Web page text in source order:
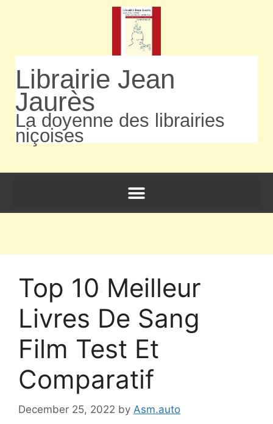
Librairie Jean
Jaurès
La doyenne des librairies
niçoises
Top 10 Meilleur
Livres De Sang
Film Test Et
Comparatif
December 25, 2022 by Asm.auto